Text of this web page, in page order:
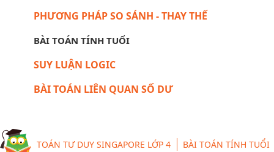
PHƯƠNG PHÁP SO SÁNH - THAY THẾ
BÀI TOÁN TÍNH TUỔI
SUY LUẬN LOGIC
BÀI TOÁN LIÊN QUAN SỐ DƯ
TOÁN TƯ DUY SINGAPORE LỚP 4 BÀI TOÁN TÍNH TUỔI